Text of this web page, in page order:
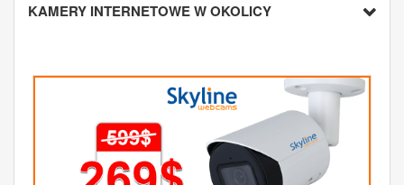
KAMERY INTERNETOWE W OKOLICY